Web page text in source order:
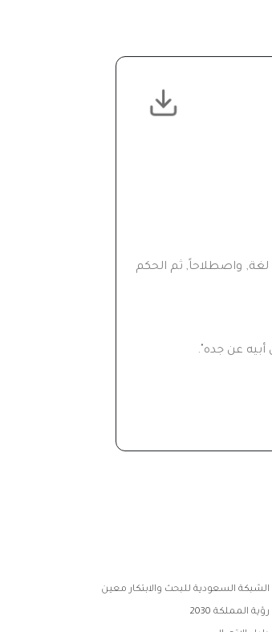
لغة, واصطلاحاً, ثم الحكم
عن جده".
الشبكة السعودية للبحث والابتكار معين
رؤية المملكة 2030